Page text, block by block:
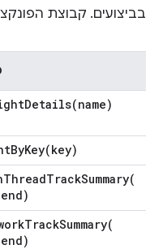
בביצועים. קבוצת
name)
key)
end)
end)